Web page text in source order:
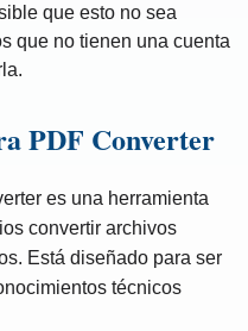
que esto no sea
que no tienen una cuenta
PDF Converter
es una herramienta
convertir archivos
Está diseñado para ser
técnicos